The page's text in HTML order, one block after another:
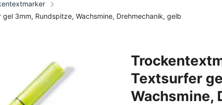
3mm, Rundspitze, Wachsmine, Drehmechanik, gelb
Textsurfer
Wachsmine,